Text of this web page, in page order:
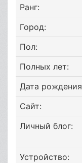
Ранг:
Город:
Пол:
Полных лет:
Дата
Сайт:
Личный блог:
Устройство: